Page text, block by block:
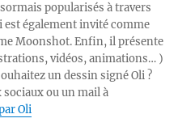
popularisés à travers
est également invité comme
Moonshot. Enfin, il présente
vidéos, animations… )
un dessin signé Oli ?
sociaux ou un mail à
Oli